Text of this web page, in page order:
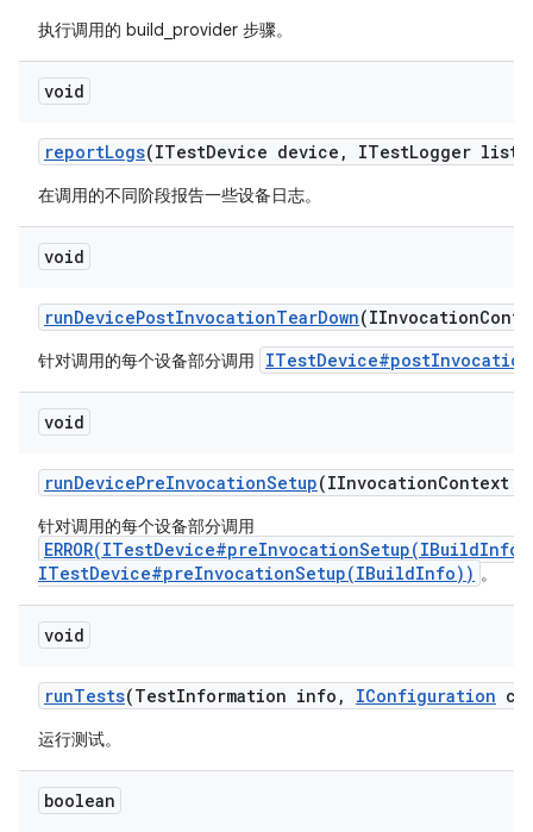
执行调用的 build_provider 步骤。
void
reportLogs(ITestDevice device , ITestLogger
在调用的不同阶段报告一些设备日志。
void
runDevicePostInvocationTearDown(IInvocation
针对调用的每个设备部分调用
void
runDevicePreInvocationSetup(IInvocationContext
针对调用的每个设备部分调用
ITestDevice#preInvocationSetup(IBuildInfo)) 。
void
runTests(TestInformation info , IConfiguration
运行测试。
boolean